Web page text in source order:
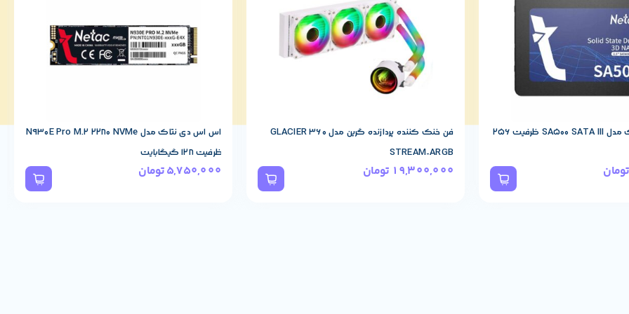
اس اس دی نتاک مدل SA500 SATA III ظرفیت 256
تومان
فن خنک کننده پردازنده گرین مدل GLACIER 360
STREAM-ARGB
19,300,000 تومان
اس اس دی نتاک مدل N930E Pro M.2 2280 NVMe
ظرفیت 128 گیگابایت
5,750,000تومان